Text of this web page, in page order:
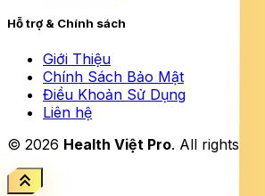
Hỗ trợ & Chính sách
Giới Thiệu
Chính Sách Bảo Mật
Điều Khoản Sử Dụng
Liên hệ
© 2026 Health Việt Pro. All rights
keyboard_double_arrow_up